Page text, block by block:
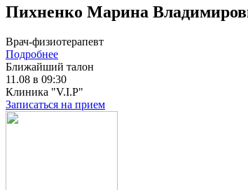
Пихненко Марина
Врач-физиотерапевт
Подробнее
Ближайший талон
11.08 в 09:30
Клиника "V.I.P"
Записаться на прием